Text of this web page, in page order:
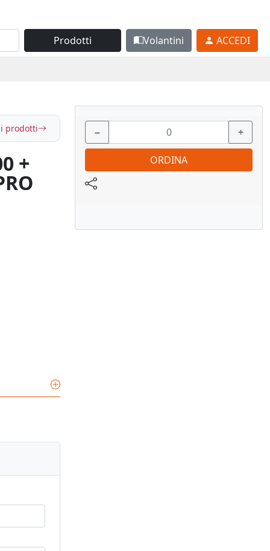
Prodotti Volantini ACCEDI
prodotti
+
− +
ORDINA